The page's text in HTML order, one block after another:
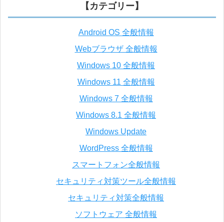
【カテゴリー】
Android OS 全般情報
Webブラウザ 全般情報
Windows 10 全般情報
Windows 11 全般情報
Windows 7 全般情報
Windows 8.1 全般情報
Windows Update
WordPress 全般情報
スマートフォン全般情報
セキュリティ対策ツール全般情報
セキュリティ対策全般情報
ソフトウェア 全般情報